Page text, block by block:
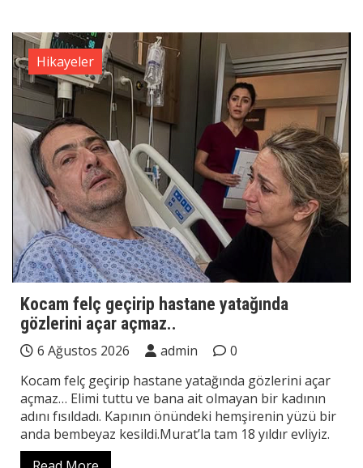
Hikayeler
Kocam felç geçirip hastane yatağında
gözlerini açar açmaz..
6 Ağustos 2026 admin
0
Kocam felç geçirip hastane yatağında gözlerini açar
açmaz… Elimi tuttu ve bana ait olmayan bir kadının
adını fısıldadı. Kapının önündeki hemşirenin yüzü bir
anda bembeyaz kesildi.Murat’la tam 18 yıldır evliyiz.